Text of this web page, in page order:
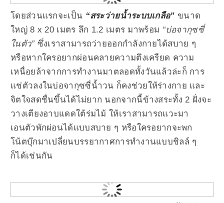
โดยส่วนแรกจะเป็น “สระว่ายน้ำระบบเกลือ” ขนาด
ใหญ่ 8 x 20 เมตร ลึก 1.2 เมตร มาพร้อม “บ่อจากุซซี่
ในตัว”ซึ่งเราสามารถว่ายออกกำลังกายได้สบาย ๆ
หรือหากใครอยากผ่อนคลายความตึงเครียด ความ
เหนื่อยล้าจากการทำงานมาตลอดทั้งวันแล้วล่ะก็ การ
แช่ตัวลงในบ่อจากุซซี่น้ำวน ก็คงช่วยให้ร่างกาย และ
จิตใจสดชื่นขึ้นได้ไม่ยาก นอกจากนี้ข้างสระทั้ง 2 ฝั่งจะ
วางเตียงอาบแดดใต้ร่มไม้ ให้เราสามารถแวะมา
เอนตัวพักผ่อนได้แบบสบาย ๆ หรือใครอยากจะพก
โน้ตบุ๊กมาเปลี่ยนบรรยากาศการทำงานแบบชิลล์ ๆ
ก็ได้เช่นกัน